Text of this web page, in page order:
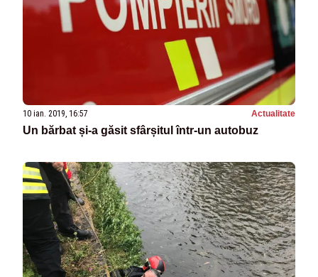
10 ian. 2019, 16:57 Actualitate
Un bărbat și-a găsit sfârșitul într-un autobuz